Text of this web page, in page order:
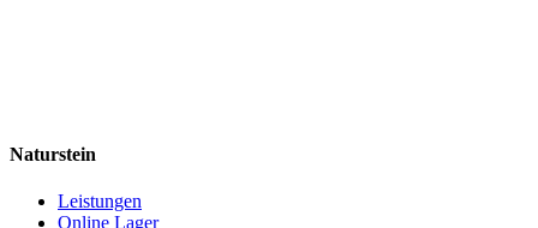
Naturstein
Leistungen
Online Lager